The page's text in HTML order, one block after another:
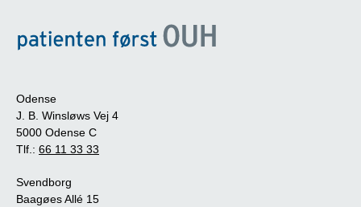
Odense
J. B. Winsløws Vej 4
5000 Odense C
Tlf.: 66 11 33 33
Svendborg
Baagøes Allé 15